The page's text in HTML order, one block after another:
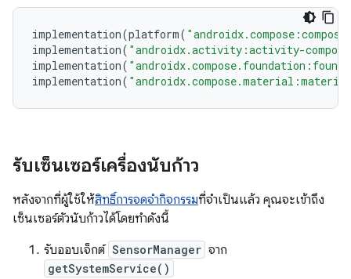
implementation(platform(
implementation( "androidx.activity:activity-
implementation(
implementation(
รับเซ็นเซอร์เครื่องนับก้าว
หลังจากที่ผู้ใช้ให้สิทธิ์การจดจำกิจกรรมที่จำเป็นแล้ว คุณจะเข้าถึง
เซ็นเซอร์ตัวนับก้าวได้โดยทำดังนี้
รับออบเจ็กต์ SensorManager จาก
getSystemService()